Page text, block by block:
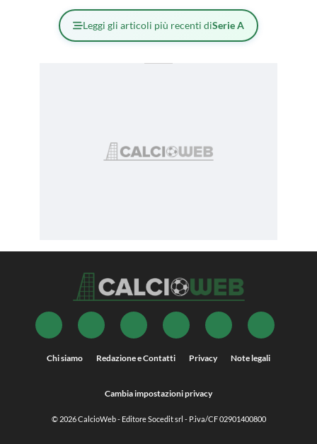
Leggi gli articoli più recenti diSerie A
Chi siamo Redazione e Contatti Privacy Note legali
Cambia impostazioni privacy
© 2026CalcioWeb- Editore Socedit srl - P.iva/CF 02901400800